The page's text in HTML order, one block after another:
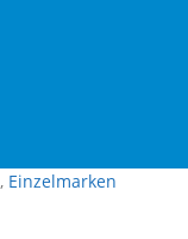
, Einzelmarken